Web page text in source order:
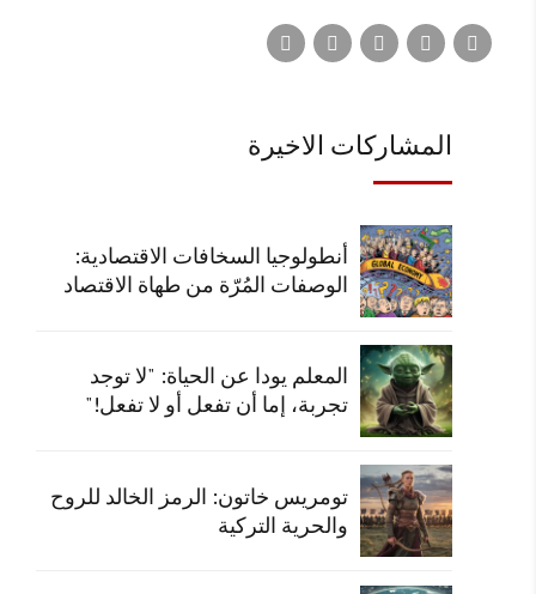
المشاركات الاخيرة
أنطولوجيا السخافات الاقتصادية:
الوصفات المُرّة من طهاة الاقتصاد
المعلم يودا عن الحياة: "لا توجد
تجربة، إما أن تفعل أو لا تفعل!"
تومريس خاتون: الرمز الخالد للروح
والحرية التركية